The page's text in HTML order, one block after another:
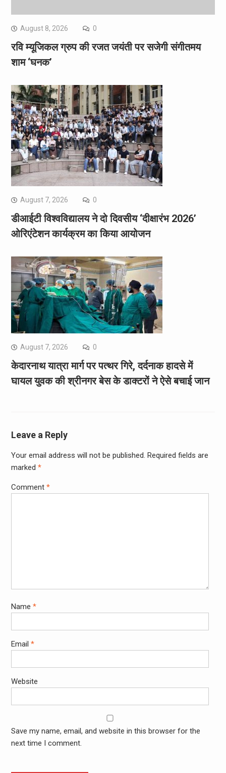
August 8, 2026 0
रवि म्यूजिकल ग्रुप की रजत जयंती पर सजेगी संगीतमय
शाम ‘घनक’
August 7, 2026 0
डीआईटी विश्वविद्यालय ने दो दिवसीय ‘दीक्षारंभ 2026’
ओरिएंटेशन कार्यक्रम का किया आयोजन
August 7, 2026 0
केदारनाथ यात्रा मार्ग पर पत्थर गिरे, दर्दनाक हादसे में
घायल युवक की श्रीनगर बेस के डाक्टरों ने ऐसे बचाई जान
Leave a Reply
Your email address will not be published. Required fields are
marked *
Comment *
Name *
Email *
Website
Save my name, email, and website in this browser for the
next time I comment.